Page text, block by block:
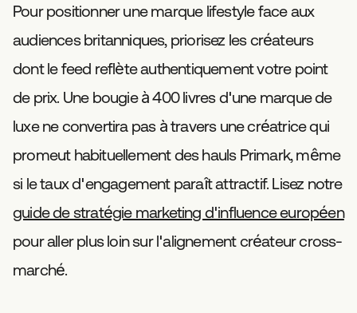
Pour positionner une marque lifestyle face aux
audiences britanniques, priorisez les créateurs
dont le feed reflète authentiquement votre point
de prix. Une bougie à 400 livres d'une marque de
luxe ne convertira pas à travers une créatrice qui
promeut habituellement des hauls Primark, même
si le taux d'engagement paraît attractif. Lisez notre
guide de stratégie marketing d'influence européen
pour aller plus loin sur l'alignement créateur cross-
marché.